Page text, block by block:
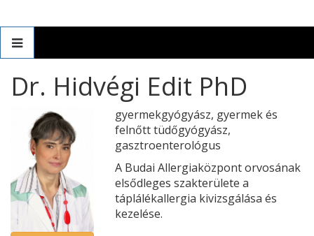
Dr. Hidvégi Edit PhD
gyermekgyógyász, gyermek és
felnőtt tüdőgyógyász,
gasztroenterológus
A Budai Allergiaközpont orvosának
elsődleges szakterülete a
táplálékallergia kivizsgálása és
kezelése.